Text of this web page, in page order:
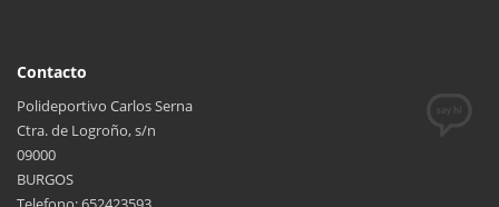
Contacto
Polideportivo Carlos Serna
Ctra. de Logroño, s/n
09000
BURGOS